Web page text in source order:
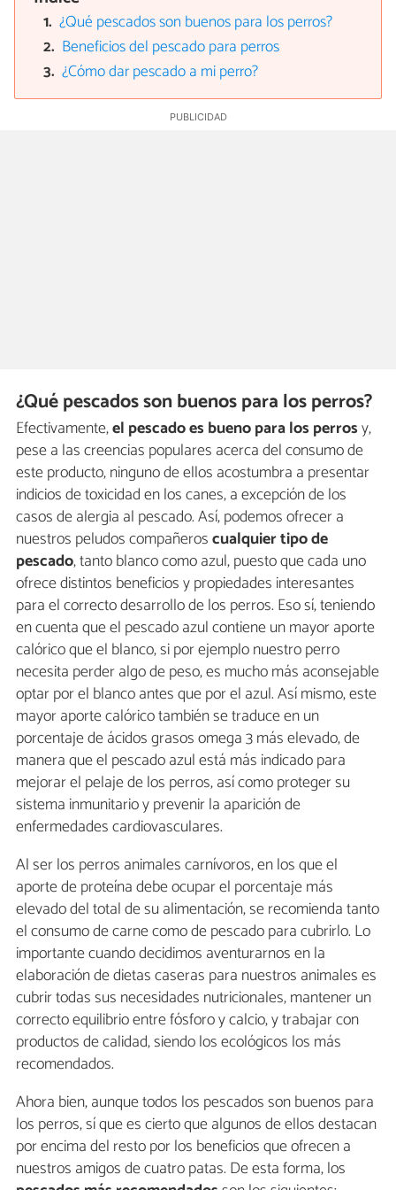
¿Qué pescados son buenos para los perros?
Beneficios del pescado para perros
¿Cómo dar pescado a mi perro?
¿Qué pescados son buenos para los perros?
Efectivamente,el pescado es bueno para los perrosy,
pese a las creencias populares acerca del consumo de
este producto, ninguno de ellos acostumbra a presentar
indicios de toxicidad en los canes, a excepción de los
casos de alergia al pescado. Así, podemos ofrecer a
nuestros peludos compañeroscualquier tipo de
pescado, tanto blanco como azul, puesto que cada uno
ofrece distintos beneficios y propiedades interesantes
para el correcto desarrollo de los perros. Eso sí, teniendo
en cuenta que el pescado azul contiene un mayor aporte
calórico que el blanco, si por ejemplo nuestro perro
necesita perder algo de peso, es mucho más aconsejable
optar por el blanco antes que por el azul. Así mismo, este
mayor aporte calórico también se traduce en un
porcentaje de ácidos grasos omega 3 más elevado, de
manera que el pescado azul está más indicado para
mejorar el pelaje de los perros, así como proteger su
sistema inmunitario y prevenir la aparición de
enfermedades cardiovasculares.
Al ser los perros animales carnívoros, en los que el
aporte de proteína debe ocupar el porcentaje más
elevado del total de su alimentación, se recomienda tanto
el consumo de carne como de pescado para cubrirlo. Lo
importante cuando decidimos aventurarnos en la
elaboración de dietas caseras para nuestros animales es
cubrir todas sus necesidades nutricionales, mantener un
correcto equilibrio entre fósforo y calcio, y trabajar con
productos de calidad, siendo los ecológicos los más
recomendados.
Ahora bien, aunque todos los pescados son buenos para
los perros, sí que es cierto que algunos de ellos destacan
por encima del resto por los beneficios que ofrecen a
nuestros amigos de cuatro patas. De esta forma, los